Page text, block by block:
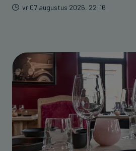
vr 07 augustus 2026, 22:16